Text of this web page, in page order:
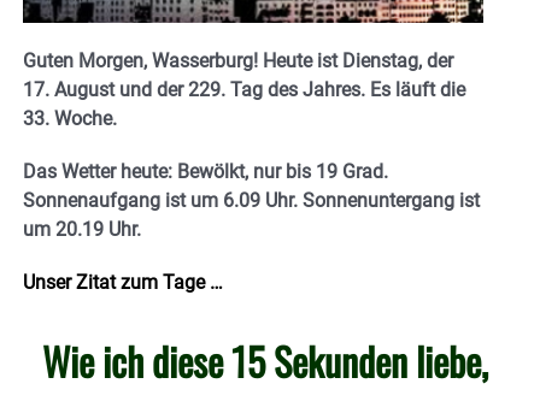
Guten Morgen, Wasserburg! Heute ist Dienstag, der
17. August und der 229. Tag des Jahres. Es läuft die
33. Woche.
Das Wetter heute: Bewölkt, nur bis 19 Grad.
Sonnenaufgang ist um 6.09 Uhr. Sonnenuntergang ist
um 20.19 Uhr.
Unser Zitat zum Tage …
Wie ich diese 15 Sekunden liebe,